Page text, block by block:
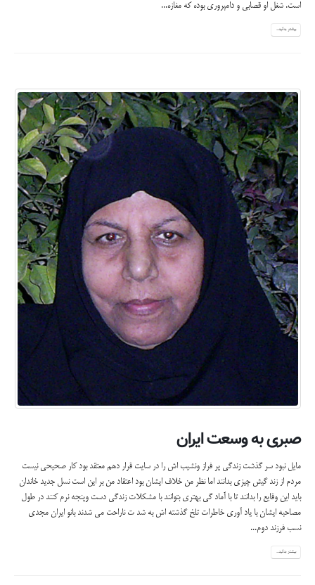
است. شغل او قصابی و دامپروری بوده که مغازه...
بیشتر بدانید...
صبری به وسعت ایران
مایل نبود سر گذشت زندگی پر فراز ونشیب اش را در سایت قرار دهم معتقد بود کار صحیحی نیست
مردم از زند گیش چیزی بدانند اما نظر من خلاف ایشان بود اعتقاد من بر این است نسل جدید خاندان
باید این وقایع را بدانند تا با آماد گی بهتری بتوانند با مشکلات زندگی دست وپنجه نرم کنند در طول
مصاحبه ایشان با یاد آوری خاطرات تلخ گذشته اش به شد ت ناراحت می شدند بانو ایران مجدی
نسب فرزند دوم...
بیشتر بدانید...